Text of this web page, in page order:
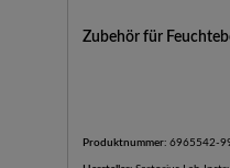
Zubehör für
Produktnummer: 6965542-